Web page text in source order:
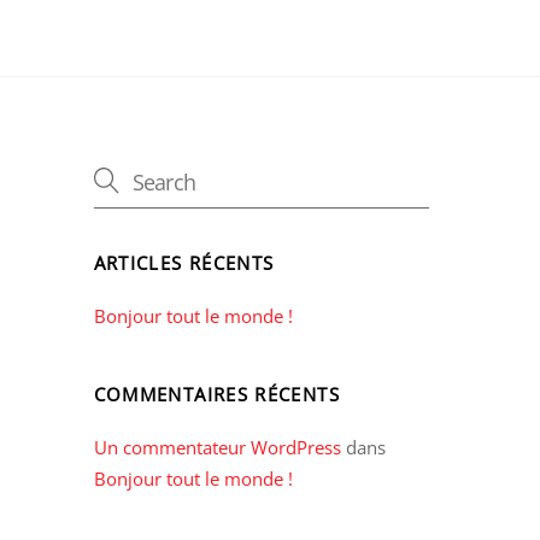
ARTICLES RÉCENTS
Bonjour tout le monde !
COMMENTAIRES RÉCENTS
Un commentateur WordPressdans
Bonjour tout le monde !